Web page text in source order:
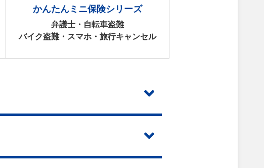
かんたんミニ保険シリーズ
弁護士・自転車盗難
バイク盗難・スマホ・旅行キャンセル